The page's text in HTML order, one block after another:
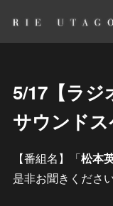
5/17【ラジ
サウンドス
【番組名】「松本
是非お聞きくださ